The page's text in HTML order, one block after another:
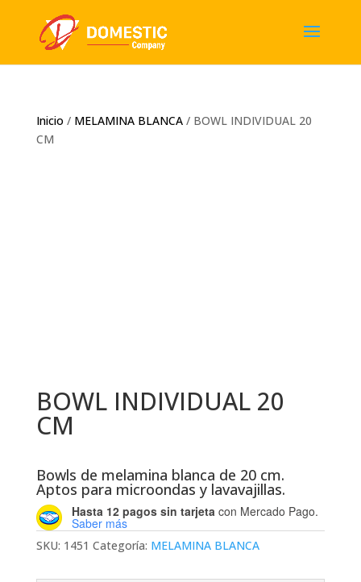
Inicio / MELAMINA BLANCA/ BOWL INDIVIDUAL 20
CM
BOWL INDIVIDUAL 20
CM
Bowls de melamina blanca de 20 cm.
Aptos para microondas y lavavajillas.
Hasta 12 pagos sin tarjetacon Mercado Pago.
Saber más
SKU: 1451 Categoría: MELAMINA BLANCA